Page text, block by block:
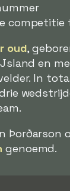
competitie
oud,
en
In
Þorðarson
genoemd.